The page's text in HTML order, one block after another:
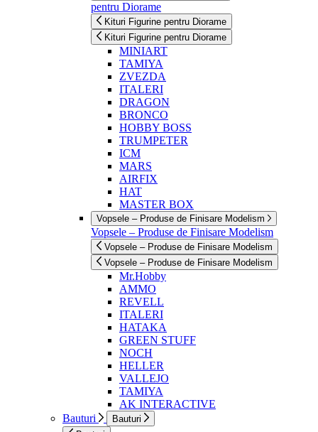
pentru Diorame
Kituri Figurine pentru Diorame
Kituri Figurine pentru Diorame
MINIART
TAMIYA
ZVEZDA
ITALERI
DRAGON
BRONCO
HOBBY BOSS
TRUMPETER
ICM
MARS
AIRFIX
HAT
MASTER BOX
Vopsele – Produse de Finisare Modelism
Vopsele – Produse de Finisare Modelism
Vopsele – Produse de Finisare Modelism
Vopsele – Produse de Finisare Modelism
Mr.Hobby
AMMO
REVELL
ITALERI
HATAKA
GREEN STUFF
NOCH
HELLER
VALLEJO
TAMIYA
AK INTERACTIVE
Bauturi
Bauturi